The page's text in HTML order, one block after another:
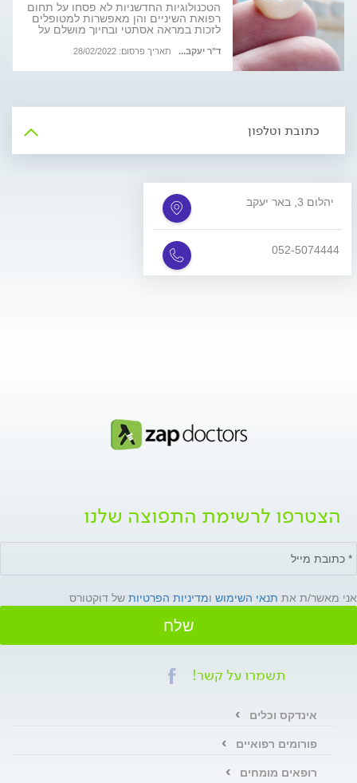
הטכנולוגיות החדשניות לא פסחו על תחום
רפואת השיניים והן מאפשרות למטופלים
לזכות במראה אסתטי ובחיוך מושלם על
הנפוצים לשיפור האסתטיקה ולהארכת
לבחור בכתר חרסינה או זירקוניה?
ד"ר יעקב... תאריך פרסום: 28/02/2022
כתובת וטלפון
יהלום 3, באר יעקב
052-5074444
הצטרפו לרשימת התפוצה שלנו
אני מאשר/ת את תנאי השימוש ומדיניות הפרטיות של דוקטורס
שלח
תשמרו על קשר!
אינדקס וכלים
פורומים רפואיים
רופאים מומחים